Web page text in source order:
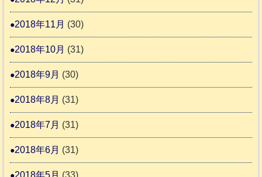
2018年11月 (30)
2018年10月 (31)
2018年9月 (30)
2018年8月 (31)
2018年7月 (31)
2018年6月 (31)
2018年5月 (33)